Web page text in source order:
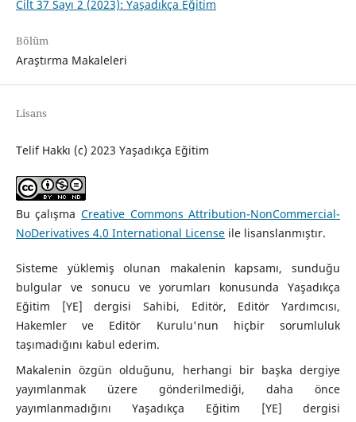
Cilt 37 Sayı 2 (2023): Yaşadıkça Eğitim
Bölüm
Araştırma Makaleleri
Lisans
Telif Hakkı (c) 2023 Yaşadıkça Eğitim
Bu çalışma Creative Commons Attribution-NonCommercial-
NoDerivatives 4.0 International Licenseile lisanslanmıştır.
Sisteme yüklemiş olunan makalenin kapsamı, sunduğu
bulgular ve sonucu ve yorumları konusunda Yaşadıkça
Eğitim [YE] dergisi Sahibi, Editör, Editör Yardımcısı,
Hakemler ve Editör Kurulu'nun hiçbir sorumluluk
taşımadığını kabul ederim.
Makalenin özgün olduğunu, herhangi bir başka dergiye
yayımlanmak üzere gönderilmediği, daha önce
yayımlanmadığını Yaşadıkça Eğitim [YE] dergisi